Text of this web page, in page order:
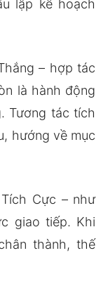
lập kế hoạch
– hợp tác
là hành động
Tương tác tích
hướng về mục
Cực – như
giao tiếp. Khi
thành, thế